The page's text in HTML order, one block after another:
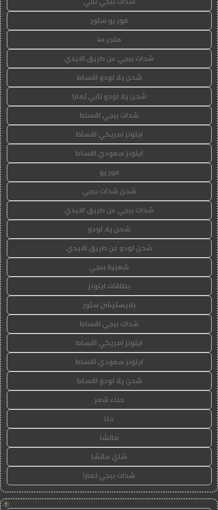
فور يو ستور
متجر 4u
شدات ببجي عن طريق الايدي
شحن يلا لودو اقساط
شحن يلا لودو تابي تمارا
شدات ببجي اقساط
ايتونز امريكي اقساط
ايتونز سعودي اقساط
فور يو
شحن شدات ببجي
شدات ببجي عن طريق الايدي
شحن يلا لودو
شحن لودو عن طريق الايدي
شعبية ببجي
بطاقات ايتونز
بلايستيشن ستور
شدات ببجي اقساط
ايتونز امريكي اقساط
ايتونز سعودي اقساط
شحن يلا لودو اقساط
حناء شعر
حنا
ماتشا
شاي ماتشا
شدات ببجي تمارا
!